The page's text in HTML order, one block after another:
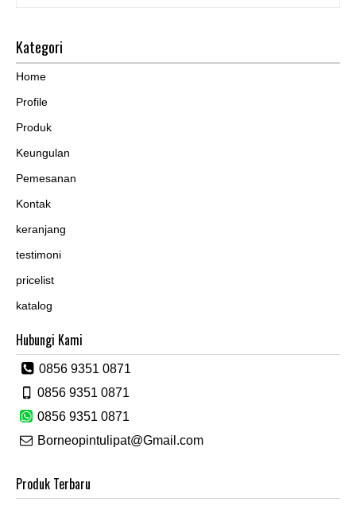
Kategori
Home
Profile
Produk
Keungulan
Pemesanan
Kontak
keranjang
testimoni
pricelist
katalog
Hubungi Kami
0856 9351 0871
0856 9351 0871
0856 9351 0871
Borneopintulipat@Gmail.com
Produk Terbaru